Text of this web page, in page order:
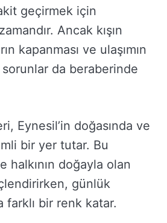
geçirmek için
Ancak kışın
kapanması ve ulaşımın
sorunlar da beraberinde
Eynesil’in doğasında ve
bir yer tutar. Bu
halkının doğayla olan
günlük
farklı bir renk katar.